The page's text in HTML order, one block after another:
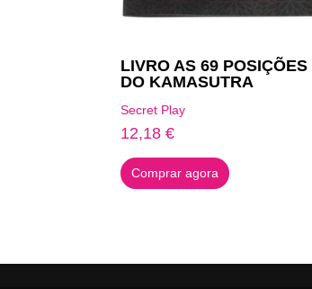
LIVRO AS 69 POSIÇÕES
DO KAMASUTRA
Secret Play
12,18€
Comprar agora